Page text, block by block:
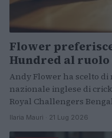
Flower
Hundred al ruolo
Andy Flower ha scelto
nazionale inglese di
Royal Challengers
Ilaria Mauri · 21 Lug 2026